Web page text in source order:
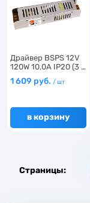
Драйвер BSPS 12V
120W 10,0A IP20 (3 …
1 609 руб. / шт
в корзину
Страницы: